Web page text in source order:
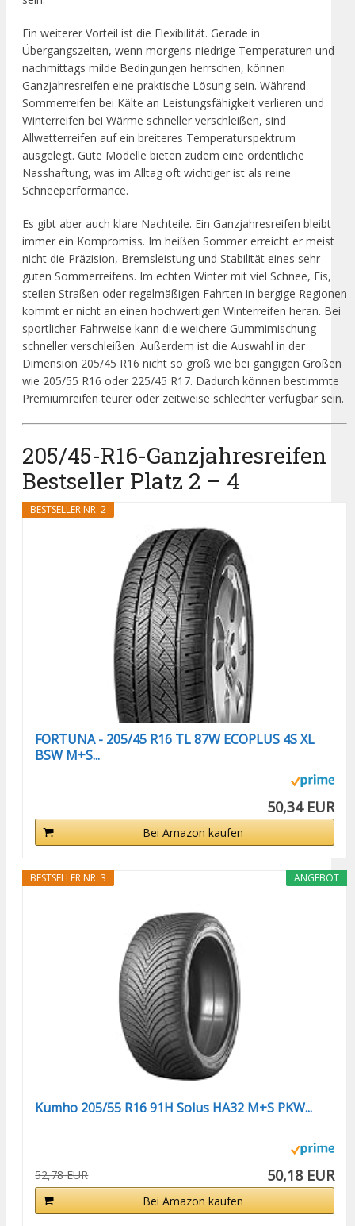
Ein weiterer Vorteil ist die Flexibilität. Gerade in
Übergangszeiten, wenn morgens niedrige Temperaturen und
nachmittags milde Bedingungen herrschen, können
Ganzjahresreifen eine praktische Lösung sein. Während
Sommerreifen bei Kälte an Leistungsfähigkeit verlieren und
Winterreifen bei Wärme schneller verschleißen, sind
Allwetterreifen auf ein breiteres Temperaturspektrum
ausgelegt. Gute Modelle bieten zudem eine ordentliche
Nasshaftung, was im Alltag oft wichtiger ist als reine
Schneeperformance.
Es gibt aber auch klare Nachteile. Ein Ganzjahresreifen bleibt
immer ein Kompromiss. Im heißen Sommer erreicht er meist
nicht die Präzision, Bremsleistung und Stabilität eines sehr
guten Sommerreifens. Im echten Winter mit viel Schnee, Eis,
steilen Straßen oder regelmäßigen Fahrten in bergige Regionen
kommt er nicht an einen hochwertigen Winterreifen heran. Bei
sportlicher Fahrweise kann die weichere Gummimischung
schneller verschleißen. Außerdem ist die Auswahl in der
Dimension 205/45 R16 nicht so groß wie bei gängigen Größen
wie 205/55 R16 oder 225/45 R17. Dadurch können bestimmte
Premiumreifen teurer oder zeitweise schlechter verfügbar sein.
205/45-R16-Ganzjahresreifen
Bestseller Platz 2 – 4
BESTSELLER NR. 2
FORTUNA - 205/45 R16 TL 87W ECOPLUS 4S XL
BSW M+S...
50,34 EUR
Bei Amazon kaufen
ANGEBOT
BESTSELLER NR. 3
Kumho 205/55 R16 91H Solus HA32 M+S PKW...
52,78 EUR 50,18 EUR
Bei Amazon kaufen